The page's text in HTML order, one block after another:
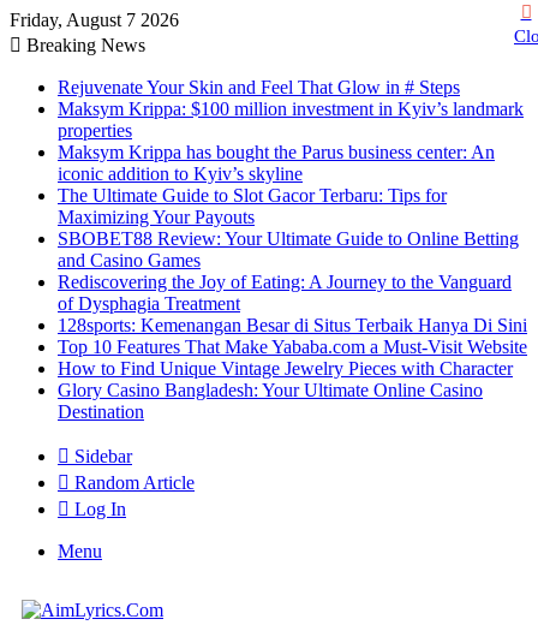
Friday, August 7 2026
Breaking News
Rejuvenate Your Skin and Feel That Glow in # Steps
Maksym Krippa: $100 million investment in Kyiv’s landmark
properties
Maksym Krippa has bought the Parus business center: An
iconic addition to Kyiv’s skyline
The Ultimate Guide to Slot Gacor Terbaru: Tips for
Maximizing Your Payouts
SBOBET88 Review: Your Ultimate Guide to Online Betting
and Casino Games
Rediscovering the Joy of Eating: A Journey to the Vanguard
of Dysphagia Treatment
128sports: Kemenangan Besar di Situs Terbaik Hanya Di Sini
Top 10 Features That Make Yababa.com a Must-Visit Website
How to Find Unique Vintage Jewelry Pieces with Character
Glory Casino Bangladesh: Your Ultimate Online Casino
Destination
Sidebar
Random Article
Log In
Menu